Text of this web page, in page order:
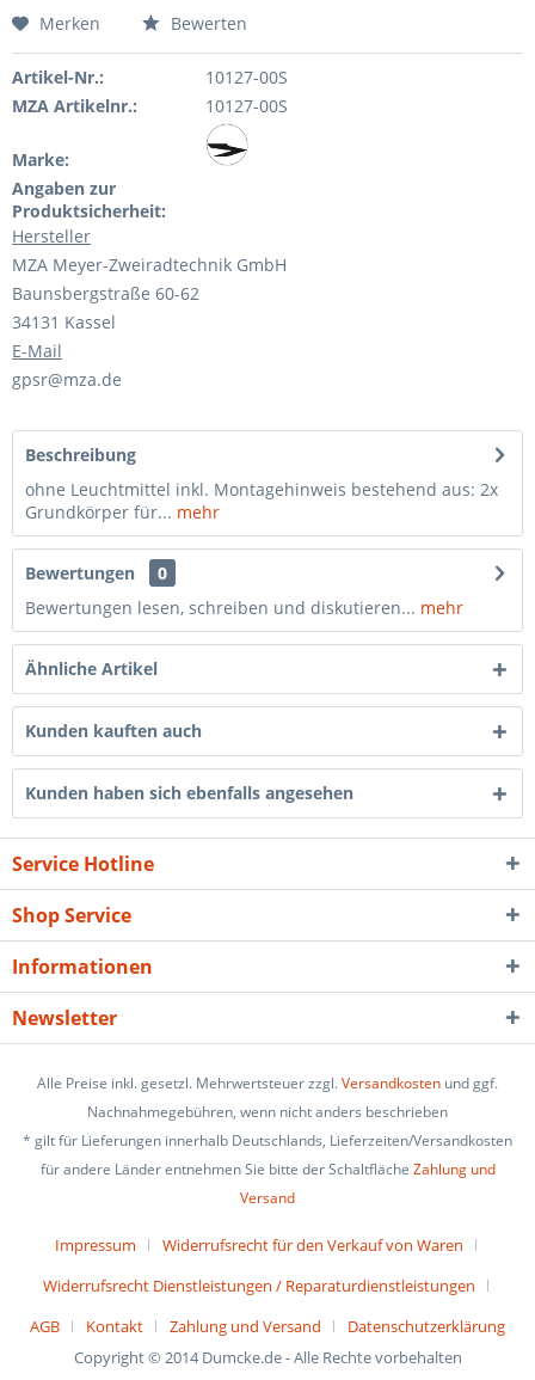
Merken Bewerten
Artikel-Nr.:
10127-00S
MZA Artikelnr.:
10127-00S
Marke:
Angaben zur
Produktsicherheit:
Hersteller
MZA Meyer-Zweiradtechnik GmbH
Baunsbergstraße 60-62
34131 Kassel
E-Mail
gpsr@mza.de
Beschreibung
ohne Leuchtmittel inkl. Montagehinweis bestehend aus: 2x
Grundkörper für... mehr
Bewertungen
0
Bewertungen lesen, schreiben und diskutieren... mehr
Ähnliche Artikel
Kunden kauften auch
Kunden haben sich ebenfalls angesehen
Service Hotline
Shop Service
Informationen
Newsletter
Alle Preise inkl. gesetzl. Mehrwertsteuer zzgl.Versandkosten und ggf.
Nachnahmegebühren, wenn nicht anders beschrieben
* gilt für Lieferungen innerhalb Deutschlands, Lieferzeiten/Versandkosten
für andere Länder entnehmen Sie bitte der Schaltfläche Zahlung und
Versand
Impressum
Widerrufsrecht für den Verkauf von Waren
Widerrufsrecht Dienstleistungen / Reparaturdienstleistungen
AGB
Kontakt Zahlung und Versand
Datenschutzerklärung
Copyright © 2014 Dumcke.de - Alle Rechte vorbehalten